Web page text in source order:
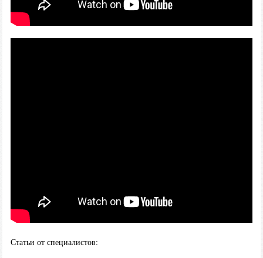
Статьи от специалистов: